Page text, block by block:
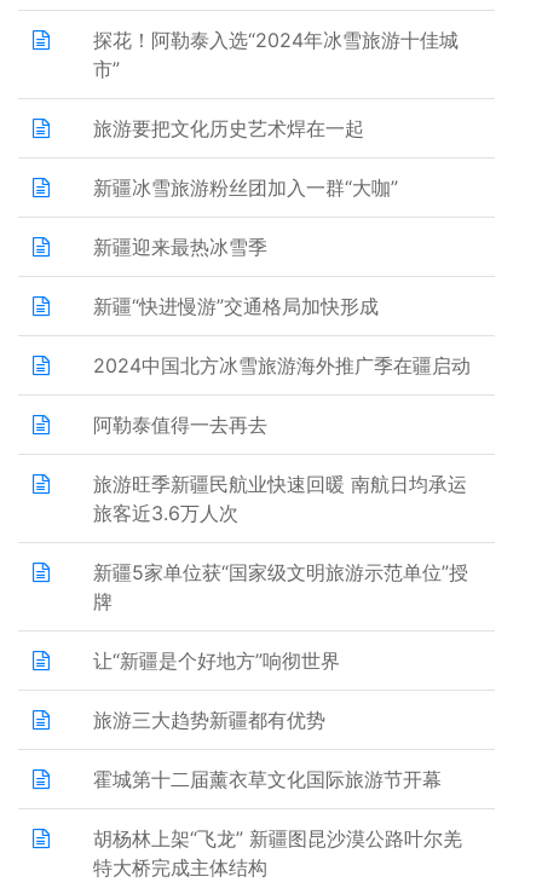
探花！阿勒泰入选“2024年冰雪旅游十佳城
市”
旅游要把文化历史艺术焊在一起
新疆冰雪旅游粉丝团加入一群“大咖”
新疆迎来最热冰雪季
新疆“快进慢游”交通格局加快形成
2024中国北方冰雪旅游海外推广季在疆启动
阿勒泰值得一去再去
旅游旺季新疆民航业快速回暖 南航日均承运
旅客近3.6万人次
新疆5家单位获“国家级文明旅游示范单位”授
牌
让“新疆是个好地方”响彻世界
旅游三大趋势新疆都有优势
霍城第十二届薰衣草文化国际旅游节开幕
胡杨林上架“飞龙” 新疆图昆沙漠公路叶尔羌
特大桥完成主体结构